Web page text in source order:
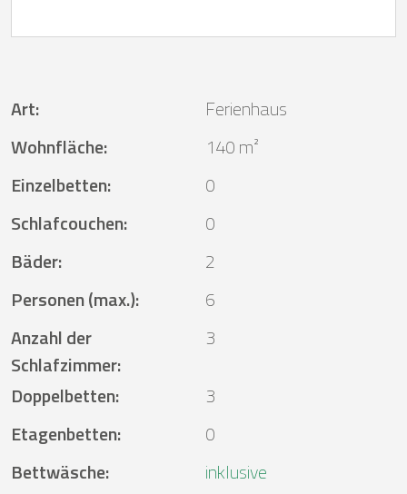
Art:
Ferienhaus
Wohnfläche:
140 m²
Einzelbetten:
0
Schlafcouchen:
0
Bäder:
2
Personen (max.):
6
Anzahl der
Schlafzimmer:
3
Doppelbetten:
3
Etagenbetten:
0
Bettwäsche:
inklusive